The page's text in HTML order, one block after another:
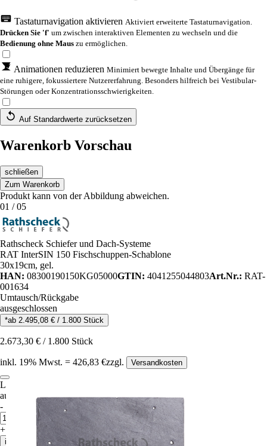
Tastaturnavigation aktivieren Aktiviert erweiterte Tastaturnavigation.
Drücken Sie 'f' um zwischen interaktiven Elementen zu wechseln und die
Bedienung ohne Maus zu ermöglichen.
Animationen reduzieren Minimiert bewegte Inhalte und Übergänge für
eine ruhigere, fokussiertere Nutzererfahrung. Besonders hilfreich bei Vestibular-
Störungen oder Konzentrationsschwierigkeiten.
Auf Standardwerte zurücksetzen
Warenkorb Vorschau
schließen
Zum Warenkorb
Produkt kann von der Abbildung abweichen.
01 /05
Rathscheck Schiefer und Dach-Systeme
RAT InterSIN 150 Fischschuppen-Schablone
30x19cm, gel.
HAN: 08300190150KG05000GTIN: 4041255044803Art.Nr.: RAT-
001634
Umtausch/Rückgabe
ausgeschlossen
*ab 2.495,08 € / 1.800 Stück
2.673,30 € / 1.800 Stück
inkl. 19% Mwst. = 426,83 €zzgl. Versandkosten
Lieferzeit auf Anfrage
auf Anfrageliste
-
Anzahl
1.800 Stück
+
in den Warenkorb